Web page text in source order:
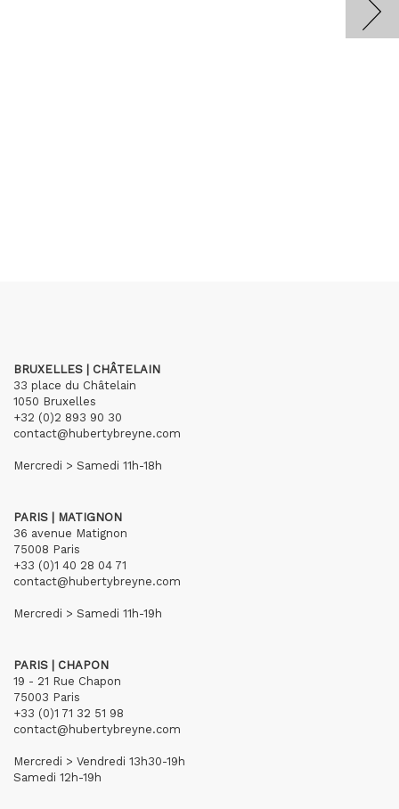
BRUXELLES | CHÂTELAIN
33 place du Châtelain
1050 Bruxelles
+32 (0)2 893 90 30
contact@hubertybreyne.com
Mercredi > Samedi 11h-18h
PARIS | MATIGNON
36 avenue Matignon
75008 Paris
+33 (0)1 40 28 04 71
contact@hubertybreyne.com
Mercredi > Samedi 11h-19h
PARIS | CHAPON
19 - 21 Rue Chapon
75003 Paris
+33 (0)1 71 32 51 98
contact@hubertybreyne.com
Mercredi > Vendredi 13h30-19h
Samedi 12h-19h